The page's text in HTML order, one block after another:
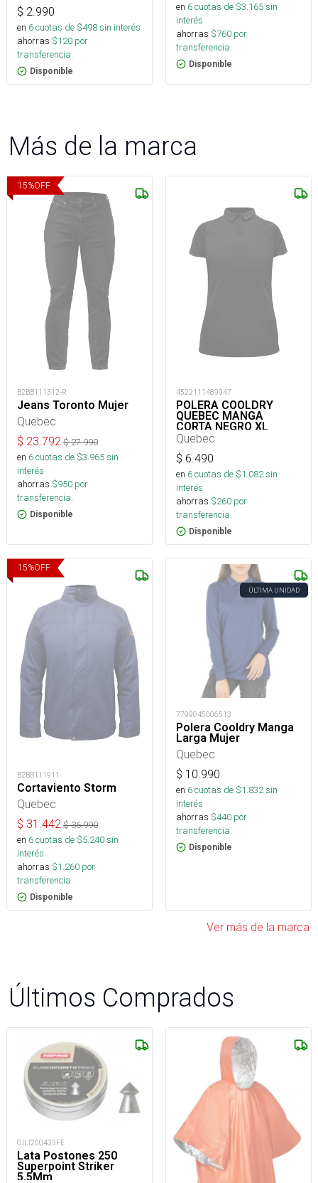
$ 2.990
en 6cuotas de $498sin interés
ahorras $120 por
transferencia.
Disponible
en 6cuotas de $3.165sin
interés
ahorras $760 por
transferencia.
Disponible
Más de la marca
15%OFF
B2BB111312-R
Jeans Toronto Mujer
Quebec
$ 23.792 $27.990
en 6cuotas de $3.965sin
interés
ahorras $950 por
transferencia.
Disponible
4522111489947
POLERA COOLDRY
QUEBEC MANGA
CORTA NEGRO XL
Quebec
$ 6.490
en 6cuotas de $1.082sin
interés
ahorras $260 por
transferencia.
Disponible
15%OFF
B2BB111911
Cortaviento Storm
Quebec
$ 31.442 $36.990
en 6cuotas de $5.240sin
interés
ahorras $1.260 por
transferencia.
Disponible
ÚLTIMA UNIDAD
7799045006513
Polera Cooldry Manga
Larga Mujer
Quebec
$ 10.990
en 6cuotas de $1.832sin
interés
ahorras $440 por
transferencia.
Disponible
Ver más de la marca
Últimos Comprados
GILI200433FE
Lata Postones 250
Superpoint Striker
5,5Mm